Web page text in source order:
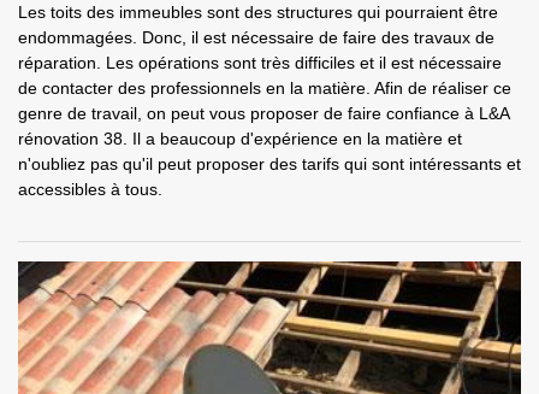
Les toits des immeubles sont des structures qui pourraient être
endommagées. Donc, il est nécessaire de faire des travaux de
réparation. Les opérations sont très difficiles et il est nécessaire
de contacter des professionnels en la matière. Afin de réaliser ce
genre de travail, on peut vous proposer de faire confiance à L&A
rénovation 38. Il a beaucoup d'expérience en la matière et
n'oubliez pas qu'il peut proposer des tarifs qui sont intéressants et
accessibles à tous.